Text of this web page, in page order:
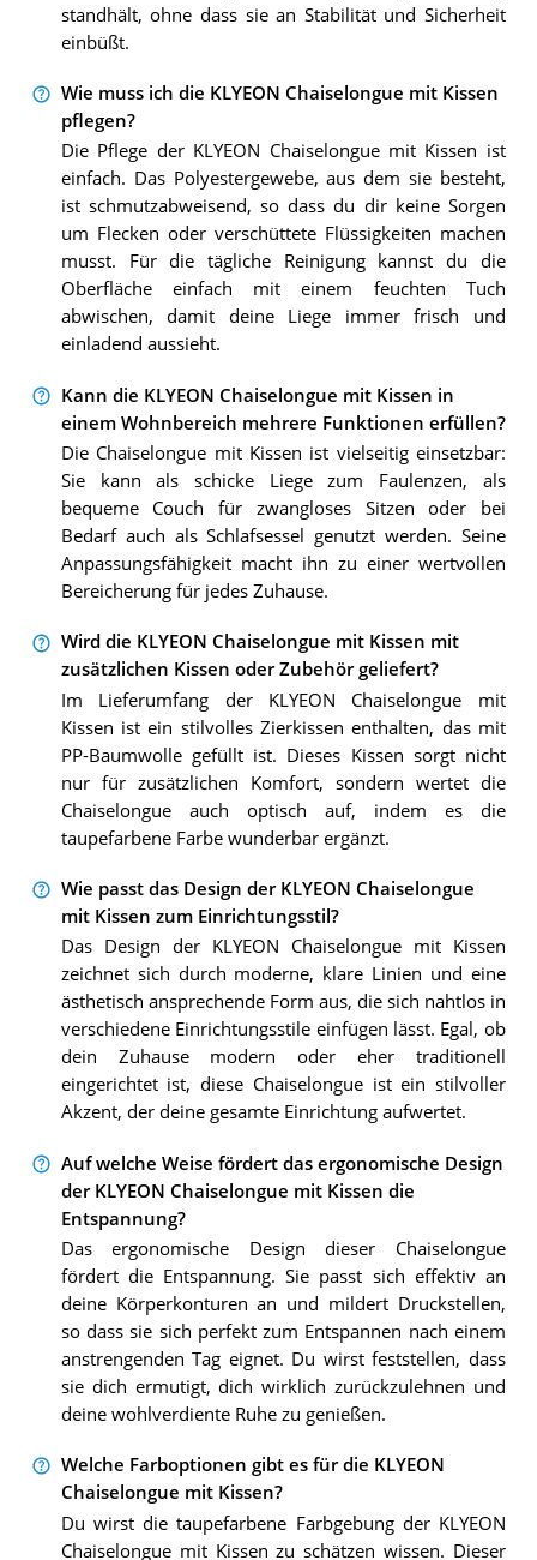
standhält, ohne dass sie an Stabilität und Sicherheit
einbüßt.
Wie muss ich die KLYEON Chaiselongue mit Kissen
pflegen?
Die Pflege der KLYEON Chaiselongue mit Kissen ist
einfach. Das Polyestergewebe, aus dem sie besteht,
ist schmutzabweisend, so dass du dir keine Sorgen
um Flecken oder verschüttete Flüssigkeiten machen
musst. Für die tägliche Reinigung kannst du die
Oberfläche einfach mit einem feuchten Tuch
abwischen, damit deine Liege immer frisch und
einladend aussieht.
Kann die KLYEON Chaiselongue mit Kissen in
einem Wohnbereich mehrere Funktionen erfüllen?
Die Chaiselongue mit Kissen ist vielseitig einsetzbar:
Sie kann als schicke Liege zum Faulenzen, als
bequeme Couch für zwangloses Sitzen oder bei
Bedarf auch als Schlafsessel genutzt werden. Seine
Anpassungsfähigkeit macht ihn zu einer wertvollen
Bereicherung für jedes Zuhause.
Wird die KLYEON Chaiselongue mit Kissen mit
zusätzlichen Kissen oder Zubehör geliefert?
Im Lieferumfang der KLYEON Chaiselongue mit
Kissen ist ein stilvolles Zierkissen enthalten, das mit
PP-Baumwolle gefüllt ist. Dieses Kissen sorgt nicht
nur für zusätzlichen Komfort, sondern wertet die
Chaiselongue auch optisch auf, indem es die
taupefarbene Farbe wunderbar ergänzt.
Wie passt das Design der KLYEON Chaiselongue
mit Kissen zum Einrichtungsstil?
Das Design der KLYEON Chaiselongue mit Kissen
zeichnet sich durch moderne, klare Linien und eine
ästhetisch ansprechende Form aus, die sich nahtlos in
verschiedene Einrichtungsstile einfügen lässt. Egal, ob
dein Zuhause modern oder eher traditionell
eingerichtet ist, diese Chaiselongue ist ein stilvoller
Akzent, der deine gesamte Einrichtung aufwertet.
Auf welche Weise fördert das ergonomische Design
der KLYEON Chaiselongue mit Kissen die
Entspannung?
Das ergonomische Design dieser Chaiselongue
fördert die Entspannung. Sie passt sich effektiv an
deine Körperkonturen an und mildert Druckstellen,
so dass sie sich perfekt zum Entspannen nach einem
anstrengenden Tag eignet. Du wirst feststellen, dass
sie dich ermutigt, dich wirklich zurückzulehnen und
deine wohlverdiente Ruhe zu genießen.
Welche Farboptionen gibt es für die KLYEON
Chaiselongue mit Kissen?
Du wirst die taupefarbene Farbgebung der KLYEON
Chaiselongue mit Kissen zu schätzen wissen. Dieser